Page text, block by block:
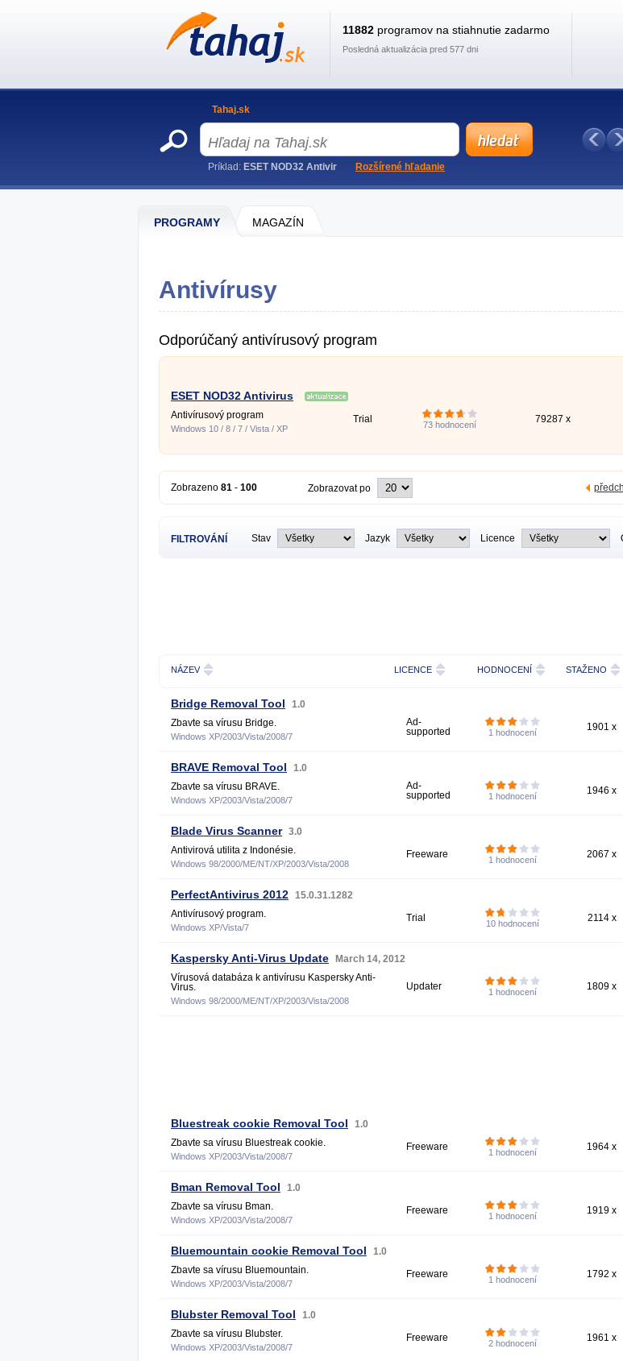
PROGRAMY MAGAZÍN
Antivírusy
Odporúčaný antivírusový program
ESET NOD32 Antivirus
Antivírusový program
Windows 10 / 8 / 7 / Vista / XP
Trial 73 hodnocení 79287 x
Zobrazeno 81 - 100 Zobrazovat po
FILTROVÁNÍ Stav Jazyk Licence
NÁZEV LICENCE HODNOCENÍ STAŽENO
Bridge Removal Tool
1.0
Zbavte sa vírusu Bridge.
Windows XP/2003/Vista/2008/7
Ad-
supported
1 hodnocení 1901 x
BRAVE Removal Tool
1.0
Zbavte sa vírusu BRAVE.
Windows XP/2003/Vista/2008/7
Ad-
supported
1 hodnocení 1946 x
Blade Virus Scanner 3.0
Antivirová utilita z Indonésie.
Windows 98/2000/ME/NT/XP/2003/Vista/2008
Freeware 1 hodnocení 2067 x
PerfectAntivirus 2012 15.0.31.1282
Antivírusový program.
Windows XP/Vista/7
Trial 10hodnocení 2114 x
Kaspersky Anti-Virus Update
March 14, 2012
Vírusová databáza k antivírusu Kaspersky Anti-
Virus.
Windows 98/2000/ME/NT/XP/2003/Vista/2008
Updater 1 hodnocení 1809 x
Bluestreak cookie Removal Tool
1.0
Zbavte sa vírusu Bluestreak cookie.
Windows XP/2003/Vista/2008/7
Freeware 1 hodnocení 1964 x
Bman Removal Tool
1.0
Zbavte sa vírusu Bman.
Windows XP/2003/Vista/2008/7
Freeware 1 hodnocení 1919 x
Bluemountain cookie Removal Tool
1.0
Zbavte sa vírusu Bluemountain.
Windows XP/2003/Vista/2008/7
Freeware 1 hodnocení 1792 x
Blubster Removal Tool
1.0
Zbavte sa vírusu Blubster.
Windows XP/2003/Vista/2008/7
Freeware 2hodnocení 1961 x
11882 programov na stiahnutie zadarmo
Posledná aktualizácia pred 577 dni
Tahaj.sk
Príklad: ESET NOD32 Antivir Rozšírené hľadanie